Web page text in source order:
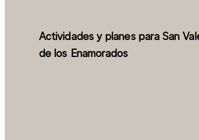
Actividades y planes para San
de los Enamorados